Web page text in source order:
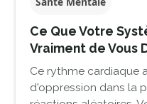
Ce Que Votre
Vraiment de Vous
Ce rythme cardiaque
d'oppression dans la